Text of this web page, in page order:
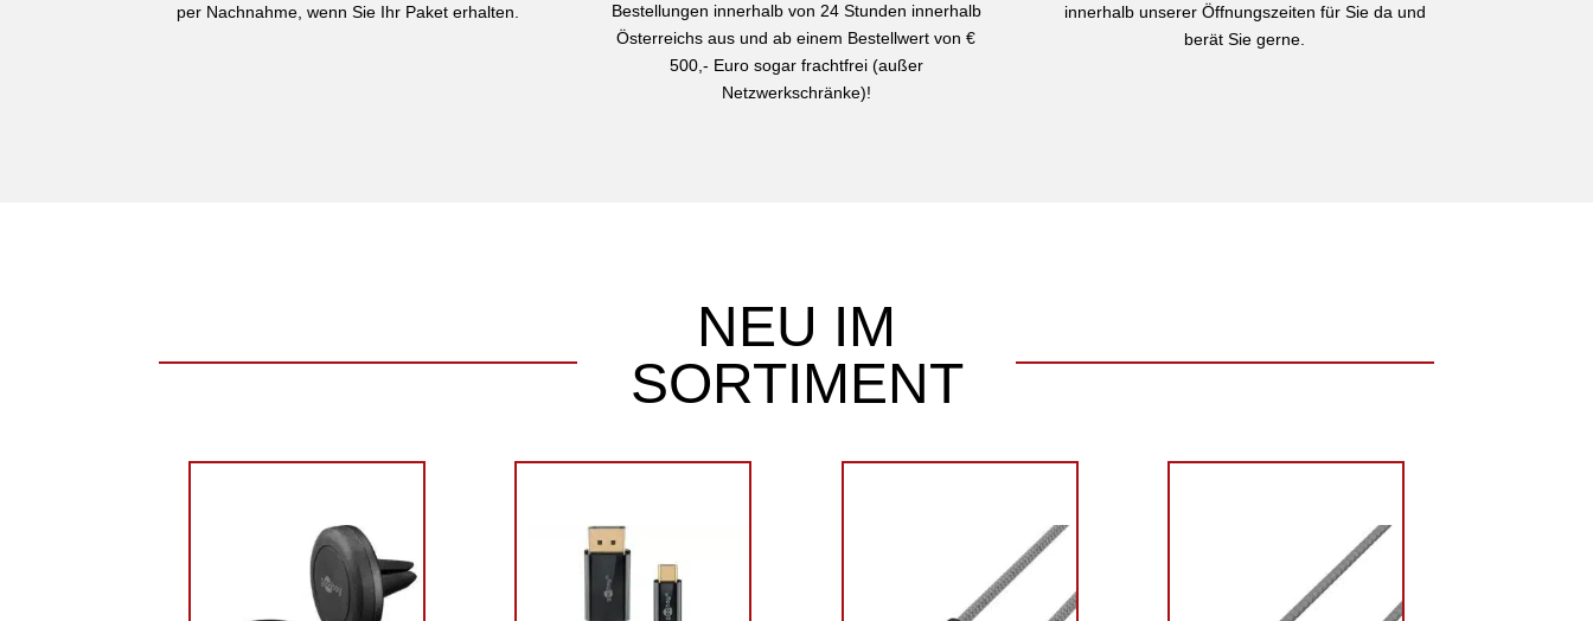
per Nachnahme, wenn Sie Ihr Paket erhalten.
Bestellungen innerhalb von 24 Stunden innerhalb
Österreichs aus und ab einem Bestellwert von €
500,- Euro sogar frachtfrei (außer
Netzwerkschränke)!
innerhalb unserer Öffnungszeiten für Sie da und
berät Sie gerne.
NEU IM
SORTIMENT